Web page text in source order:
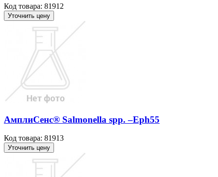
Код товара: 81912
Уточнить цену
АмплиСенс® Salmonella spp. –Eph55
Код товара: 81913
Уточнить цену